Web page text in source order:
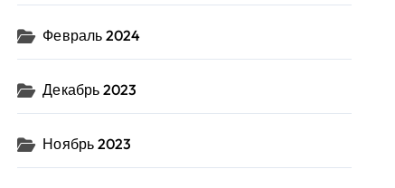
Февраль 2024
Декабрь 2023
Ноябрь 2023